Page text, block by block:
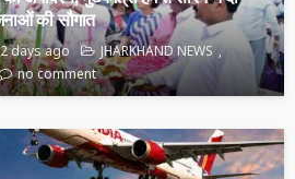
की सौगात
2 days ago
JHARKHAND NEWS
no comment